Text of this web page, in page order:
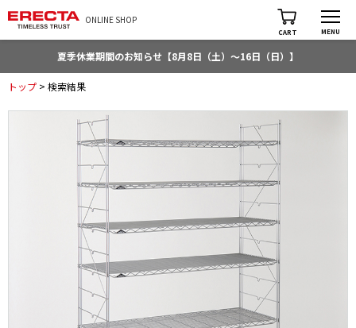
ONLINE SHOP
CART MENU
夏季休業期間のお知らせ【8月8日（土）～16日（日）】
トップ > 検索結果